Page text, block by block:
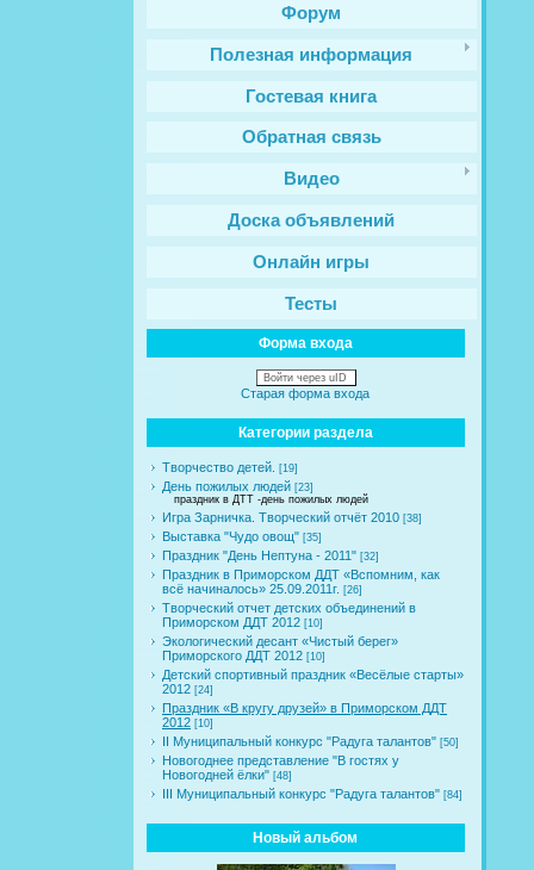
Форум
Полезная информация
Гостевая книга
Обратная связь
Видео
Доска объявлений
Онлайн игры
Тесты
Форма входа
Войти через uID
Старая форма входа
Категории раздела
Творчество детей. [19]
День пожилых людей [23]
праздник в ДТТ -день пожилых людей
Игра Зарничка. Творческий отчёт 2010 [38]
Выставка "Чудо овощ" [35]
Праздник "День Нептуна - 2011" [32]
Праздник в Приморском ДДТ «Вспомним, как
всё начиналось» 25.09.2011г. [26]
Творческий отчет детских объединений в
Приморском ДДТ 2012 [10]
Экологический десант «Чистый берег»
Приморского ДДТ 2012 [10]
Детский спортивный праздник «Весёлые старты»
2012 [24]
Праздник «В кругу друзей» в Приморском ДДТ
2012 [10]
II Муниципальный конкурс "Радуга талантов" [50]
Новогоднее представление "В гостях у
Новогодней ёлки" [48]
III Муниципальный конкурс "Радуга талантов" [84]
Новый альбом